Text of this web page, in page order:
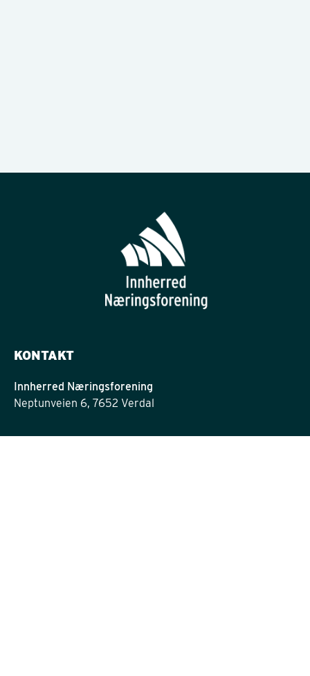
KONTAKT
Innherred Næringsforening
Neptunveien 6, 7652 Verdal